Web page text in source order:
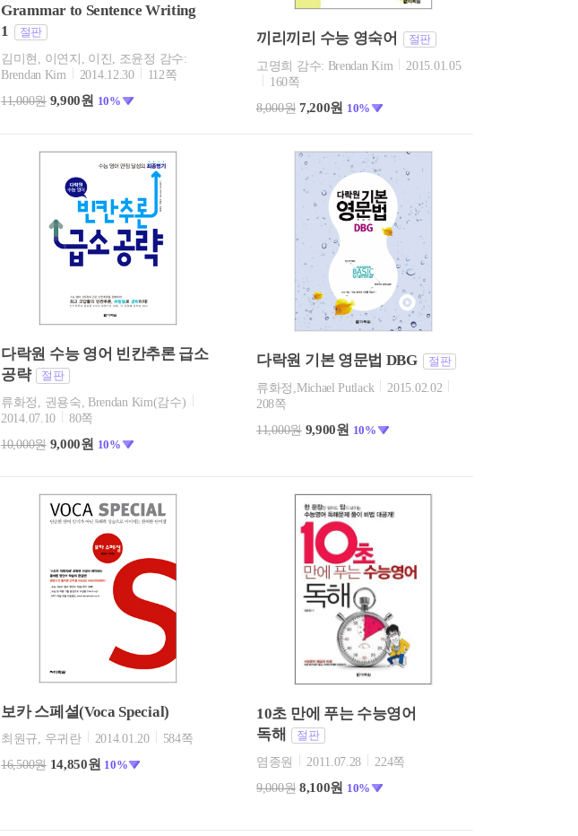
Grammar to Sentence Writing
1
절판
김미현, 이연지, 이진, 조윤정 감수:
Brendan Kim
2014.12.30
112쪽
11,000원 9,900원 10%
끼리끼리 수능 영숙어
절판
고명희 감수: Brendan Kim
2015.01.05
160쪽
8,000원 7,200원 10%
다락원 수능 영어 빈칸추론 급소
공략
절판
류화정, 권용숙, Brendan Kim(감수)
2014.07.10
80쪽
10,000원 9,000원 10%
다락원 기본 영문법 DBG
절판
류화정,Michael Putlack
2015.02.02
208쪽
11,000원 9,900원 10%
보카 스페셜(Voca Special)
최원규, 우귀란 2014.01.20
584쪽
16,500원 14,850원 10%
10초 만에 푸는 수능영어
독해
절판
염종원
2011.07.28
224쪽
9,000원 8,100원 10%